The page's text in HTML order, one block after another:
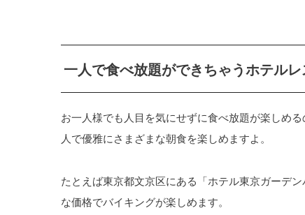
一人で食べ放題ができちゃうホテル
お一人様でも人目を気にせずに食べ放題が楽しめる
人で優雅にさまざまな朝食を楽しめますよ。
たとえば東京都文京区にある「ホテル東京ガーデ
な価格でバイキングが楽しめます。